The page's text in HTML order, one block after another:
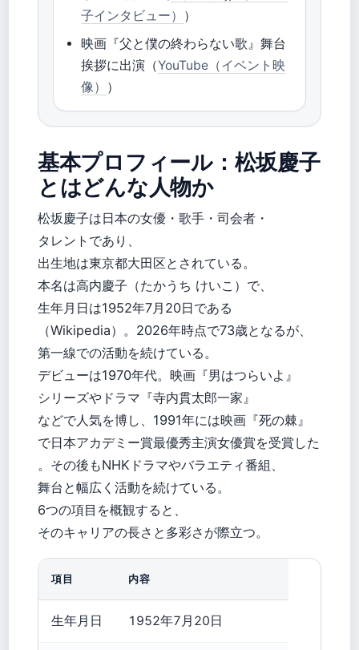
子インタビュー） ）
映画『父と僕の終わらない歌』舞台
挨拶に出演（YouTube（イベント映
像） ）
基本プロフィール：松坂慶子
とはどんな人物か
松坂慶子は日本の女優・歌手・司会者・
タレントであり、
出生地は東京都大田区とされている。
本名は高内慶子（たかうち けいこ）で、
生年月日は1952年7月20日である
（Wikipedia）。2026年時点で73歳となるが、
第一線での活動を続けている。
デビューは1970年代。映画『男はつらいよ』
シリーズやドラマ『寺内貫太郎一家』
などで人気を博し、1991年には映画『死の棘』
で日本アカデミー賞最優秀主演女優賞を受賞した
。その後もNHKドラマやバラエティ番組、
舞台と幅広く活動を続けている。
6つの項目を概観すると、
そのキャリアの長さと多彩さが際立つ。
項目 内容
生年月日 1952年7月20日